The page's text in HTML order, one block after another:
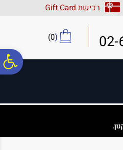
נגישות
אתר
המרכזי
רכישת Gift Card
(
0
)